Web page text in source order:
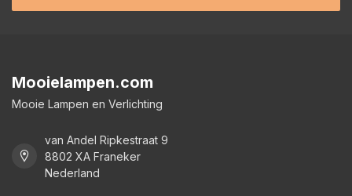
Mooielampen.com
Mooie Lampen en Verlichting
van Andel Ripkestraat 9
8802 XA Franeker
Nederland